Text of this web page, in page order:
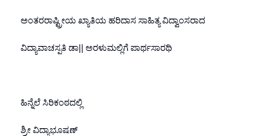
ಅಂತರರಾಷ್ಟ್ರೀಯ ಖ್ಯಾತಿಯ ಹರಿದಾಸ ಸಾಹಿತ್ಯ ವಿದ್ವಾಂಸರಾದ
ವಿದ್ಯಾವಾಚಸ್ಪತಿ ಡಾ|| ಅರಳುಮಲ್ಲಿಗೆ ಪಾರ್ಥಸಾರಥಿ
ಹಿನ್ನೆಲೆ ಸಿರಿಕಂಠದಲ್ಲಿ
ಶ್ರೀ ವಿದ್ಯಾಭೂಷಣ್